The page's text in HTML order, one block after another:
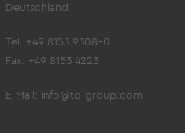
Deutschland
Tel. +49 8153 9308-0
Fax. +49 8153 4223
E-Mail: info@tq-group.com